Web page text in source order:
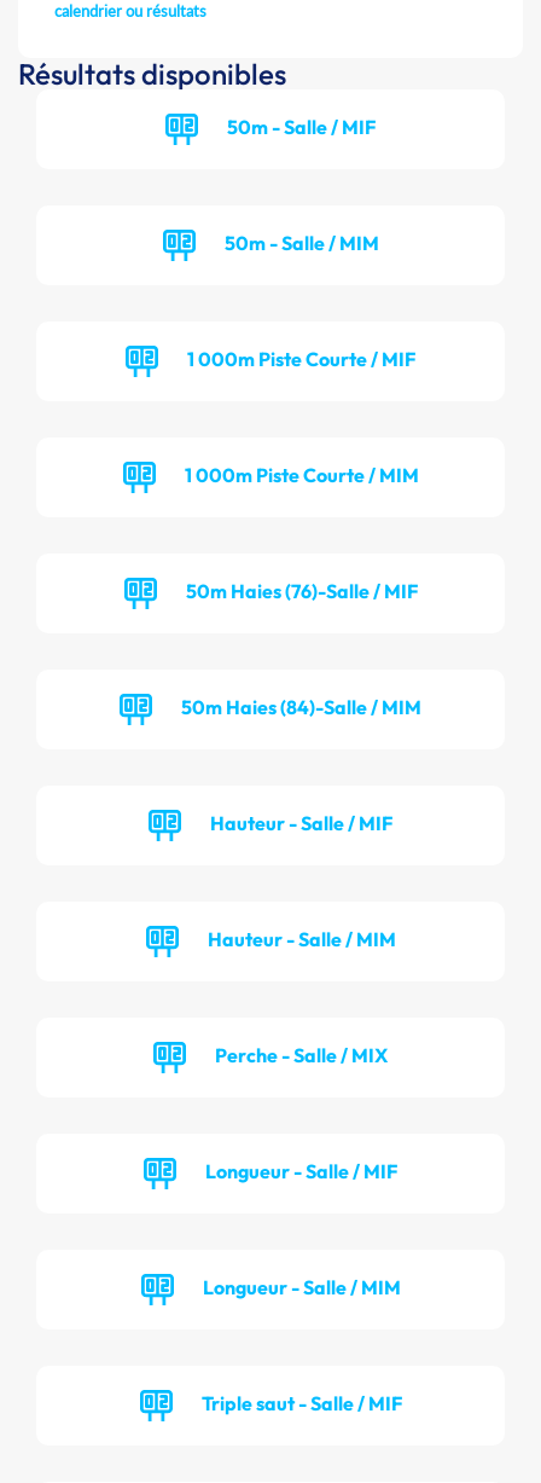
calendrier ou résultats
Résultats disponibles
50m - Salle / MIF
50m - Salle / MIM
1 000m Piste Courte / MIF
1 000m Piste Courte / MIM
50m Haies (76)-Salle / MIF
50m Haies (84)-Salle / MIM
Hauteur - Salle / MIF
Hauteur - Salle / MIM
Perche - Salle / MIX
Longueur - Salle / MIF
Longueur - Salle / MIM
Triple saut - Salle / MIF